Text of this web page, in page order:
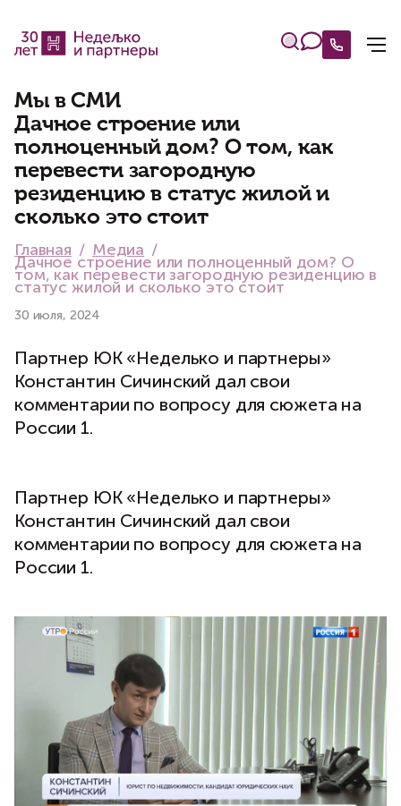
Мы в СМИ
Дачное строение или
полноценный дом? О том, как
перевести загородную
резиденцию в статус жилой и
сколько это стоит
Главная Медиа
Дачное строение или полноценный дом? О
том, как перевести загородную резиденцию в
статус жилой и сколько это стоит
30 июля, 2024
Партнер ЮК «Неделько и партнеры»
Константин Сичинский дал свои
комментарии по вопросу для сюжета на
России 1.
Партнер ЮК «Неделько и партнеры»
Константин Сичинский дал свои
комментарии по вопросу для сюжета на
России 1.